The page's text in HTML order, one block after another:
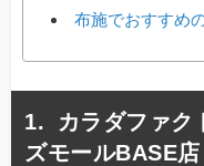
布施でおすすめ
カラダファク
ズモールBASE店